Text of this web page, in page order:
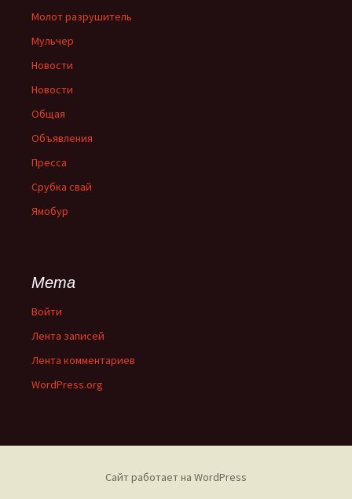
Молот разрушитель
Мульчер
Новости
Новости
Общая
Объявления
Пресса
Срубка свай
Ямобур
Мета
Войти
Лента записей
Лента комментариев
WordPress.org
Сайт работает на WordPress